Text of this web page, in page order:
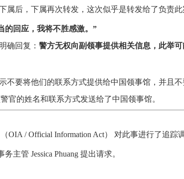
属后，下属再次转发，这次似乎是转发给了负责此
的回应，我将不胜感激。”
确回复： 警方无权向副领事提供相关信息，此举
不要将他们的联系方式提供给中国领事馆，并且不
警官的姓名和联系方式发送给了中国领事馆。
OIA / Official Information Act） 对此事进行了追踪
主管 Jessica Phuang 提出请求。